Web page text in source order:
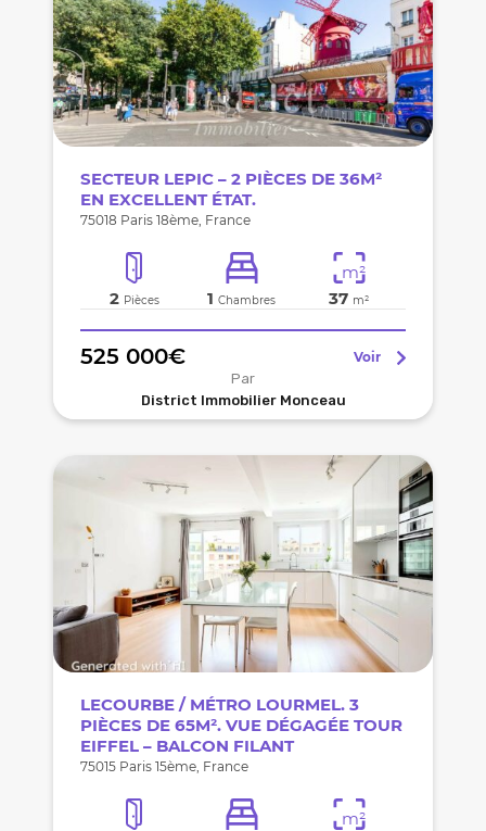
SECTEUR LEPIC – 2 PIÈCES DE 36M²
EN EXCELLENT ÉTAT.
75018 Paris 18ème, France
2 Pièces 1 Chambres
m²
37 m²
525 000€
Voir
Par
District Immobilier Monceau
LECOURBE / MÉTRO LOURMEL. 3
PIÈCES DE 65M². VUE DÉGAGÉE TOUR
EIFFEL – BALCON FILANT
75015 Paris 15ème, France
m²